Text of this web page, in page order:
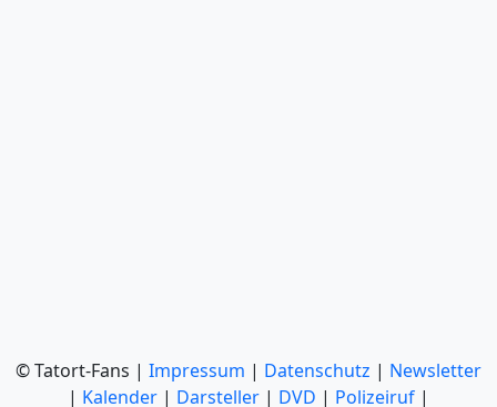
© Tatort-Fans | Impressum | Datenschutz | Newsletter
| Kalender | Darsteller | DVD | Polizeiruf |